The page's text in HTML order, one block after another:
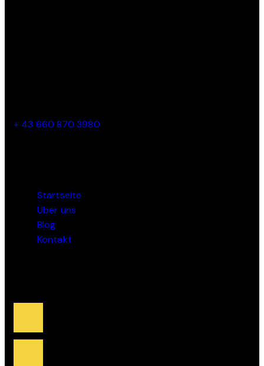
+ 43 660 870 3980
Startseite
Über uns
Blog
Kontakt